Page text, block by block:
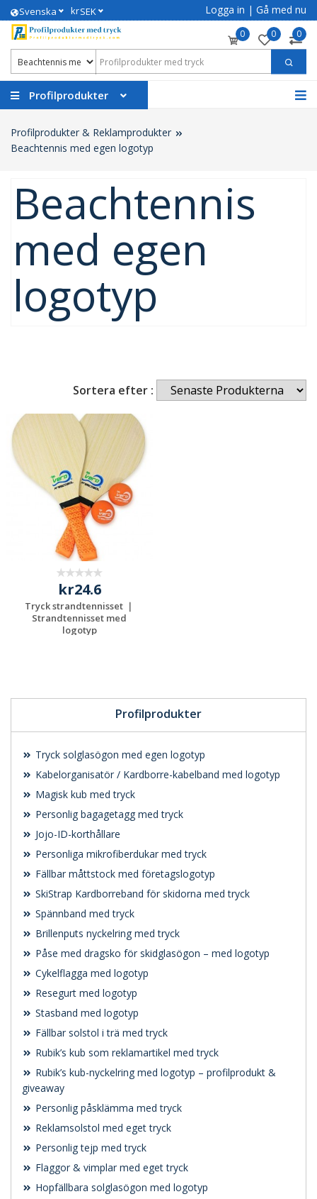
Svenska krSEK Logga in | Gå med nu
0 0 0
Profilprodukter
Profilprodukter & Reklamprodukter
Beachtennis med egen logotyp
Beachtennis
med egen
logotyp
Profilprodukter
Tryck solglasögon med egen logotyp
Kabelorganisatör / Kardborre-kabelband med logotyp
Magisk kub med tryck
Personlig bagagetagg med tryck
Jojo-ID-korthållare
Personliga mikrofiberdukar med tryck
Fällbar måttstock med företagslogotyp
SkiStrap Kardborreband för skidorna med tryck
Spännband med tryck
Brillenputs nyckelring med tryck
Påse med dragsko för skidglasögon – med logotyp
Cykelflagga med logotyp
Resegurt med logotyp
Stasband med logotyp
Fällbar solstol i trä med tryck
Rubik’s kub som reklamartikel med tryck
Rubik’s kub-nyckelring med logotyp – profilprodukt &
giveaway
Personlig påsklämma med tryck
Reklamsolstol med eget tryck
Personlig tejp med tryck
Flaggor & vimplar med eget tryck
Hopfällbara solglasögon med logotyp
Sortera efter :
kr24.6
Tryck strandtennisset ｜
Strandtennisset med
logotyp